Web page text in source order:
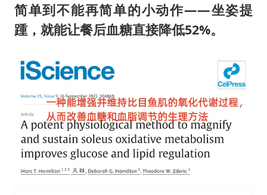
简单到不能再简单的小动作——坐姿提
踵，就能让餐后血糖直接降低52%。